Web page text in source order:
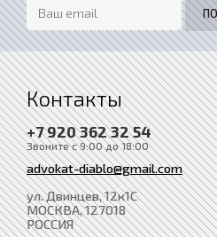
Контакты
+7 920 362 32 54
Звоните с 9:00 до 18:00
advokat-diablo@gmail.com
ул. Двинцев, 12к1С
МОСКВА, 127018
РОССИЯ